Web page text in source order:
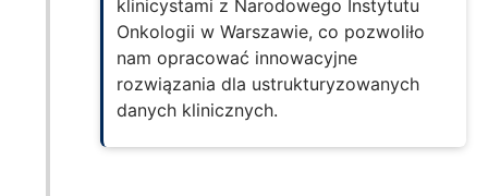
klinicystami z Narodowego Instytutu
Onkologii w Warszawie, co pozwoliło
nam opracować innowacyjne
rozwiązania dla ustrukturyzowanych
danych klinicznych.